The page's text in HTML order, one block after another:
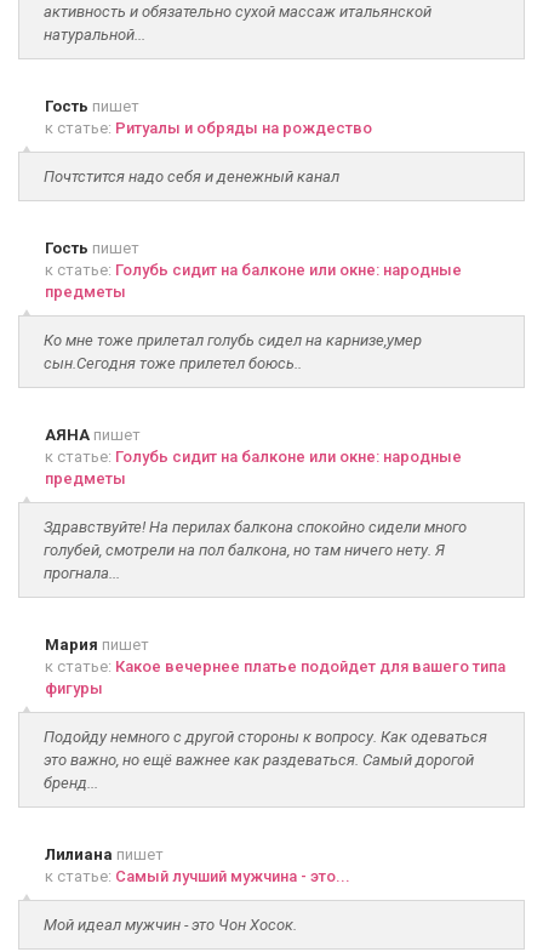
активность и обязательно сухой массаж итальянской
натуральной...
Гость пишет
к статье: Ритуалы и обряды на рождество
Почтстится надо себя и денежный канал
Гость пишет
к статье: Голубь сидит на балконе или окне: народные
предметы
Ко мне тоже прилетал голубь сидел на карнизе,умер
сын.Сегодня тоже прилетел боюсь..
АЯНА пишет
к статье: Голубь сидит на балконе или окне: народные
предметы
Здравствуйте! На перилах балкона спокойно сидели много
голубей, смотрели на пол балкона, но там ничего нету. Я
прогнала...
Мария пишет
к статье: Какое вечернее платье подойдет для вашего типа
фигуры
Подойду немного с другой стороны к вопросу. Как одеваться
это важно, но ещё важнее как раздеваться. Самый дорогой
бренд...
Лилиана пишет
к статье: Самый лучший мужчина - это...
Мой идеал мужчин - это Чон Хосок.